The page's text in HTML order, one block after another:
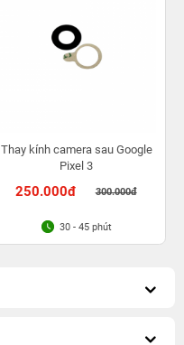
Thay kính camera sau Google
Pixel 3
250.000đ 300.000đ
30 - 45 phút